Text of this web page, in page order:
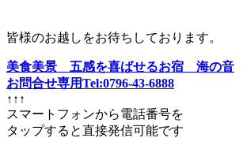
皆様のお越しをお待ちしております。
美食美景 五感を喜ばせるお宿 海の音
お問合せ専用Tel:0796-43-6888
↑↑↑
スマートフォンから電話番号を
タップすると直接発信可能です